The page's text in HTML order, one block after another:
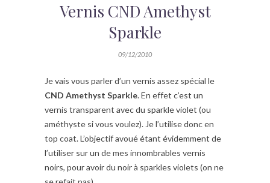
Vernis CND Amethyst
Sparkle
09/12/2010
Je vais vous parler d’un vernis assez spécial le
CND Amethyst Sparkle. En effet c’est un
vernis transparent avec du sparkle violet (ou
améthyste si vous voulez). Je l’utilise donc en
top coat. L’objectif avoué étant évidemment de
l’utiliser sur un de mes innombrables vernis
noirs, pour avoir du noir à sparkles violets (on ne